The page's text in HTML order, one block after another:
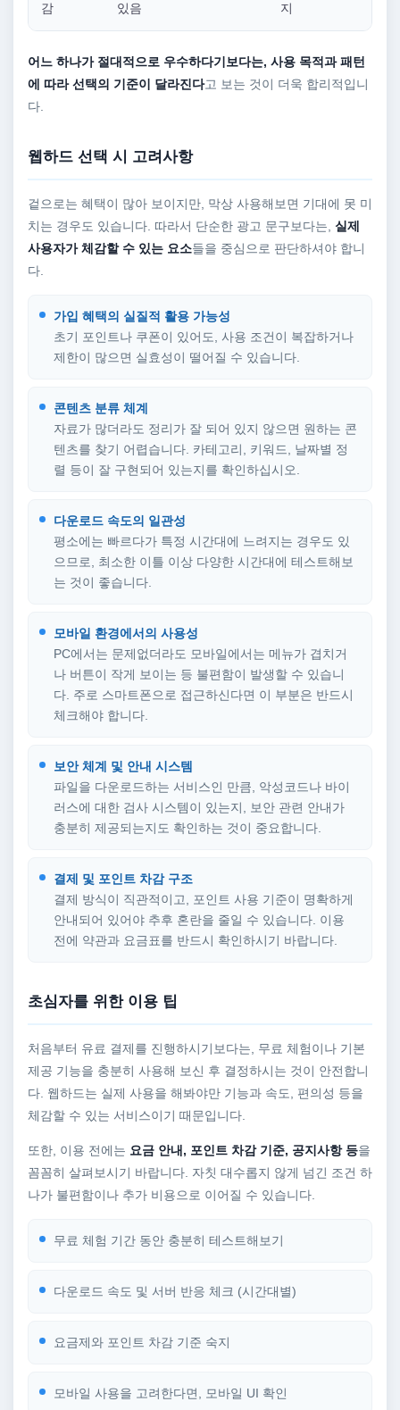
감
있음
지
어느 하나가 절대적으로 우수하다기보다는, 사용 목적과 패턴
에 따라 선택의 기준이 달라진다고 보는 것이 더욱 합리적입니
다.
웹하드 선택 시 고려사항
겉으로는 혜택이 많아 보이지만, 막상 사용해보면 기대에 못 미
치는 경우도 있습니다. 따라서 단순한 광고 문구보다는, 실제
사용자가 체감할 수 있는 요소들을 중심으로 판단하셔야 합니
다.
가입 혜택의 실질적 활용 가능성
초기 포인트나 쿠폰이 있어도, 사용 조건이 복잡하거나
제한이 많으면 실효성이 떨어질 수 있습니다.
콘텐츠 분류 체계
자료가 많더라도 정리가 잘 되어 있지 않으면 원하는 콘
텐츠를 찾기 어렵습니다. 카테고리, 키워드, 날짜별 정
렬 등이 잘 구현되어 있는지를 확인하십시오.
다운로드 속도의 일관성
평소에는 빠르다가 특정 시간대에 느려지는 경우도 있
으므로, 최소한 이틀 이상 다양한 시간대에 테스트해보
는 것이 좋습니다.
모바일 환경에서의 사용성
PC에서는 문제없더라도 모바일에서는 메뉴가 겹치거
나 버튼이 작게 보이는 등 불편함이 발생할 수 있습니
다. 주로 스마트폰으로 접근하신다면 이 부분은 반드시
체크해야 합니다.
보안 체계 및 안내 시스템
파일을 다운로드하는 서비스인 만큼, 악성코드나 바이
러스에 대한 검사 시스템이 있는지, 보안 관련 안내가
충분히 제공되는지도 확인하는 것이 중요합니다.
결제 및 포인트 차감 구조
결제 방식이 직관적이고, 포인트 사용 기준이 명확하게
안내되어 있어야 추후 혼란을 줄일 수 있습니다. 이용
전에 약관과 요금표를 반드시 확인하시기 바랍니다.
초심자를 위한 이용 팁
처음부터 유료 결제를 진행하시기보다는, 무료 체험이나 기본
제공 기능을 충분히 사용해 보신 후 결정하시는 것이 안전합니
다. 웹하드는 실제 사용을 해봐야만 기능과 속도, 편의성 등을
체감할 수 있는 서비스이기 때문입니다.
또한, 이용 전에는 요금 안내, 포인트 차감 기준, 공지사항 등을
꼼꼼히 살펴보시기 바랍니다. 자칫 대수롭지 않게 넘긴 조건 하
나가 불편함이나 추가 비용으로 이어질 수 있습니다.
무료 체험 기간 동안 충분히 테스트해보기
다운로드 속도 및 서버 반응 체크 (시간대별)
요금제와 포인트 차감 기준 숙지
모바일 사용을 고려한다면, 모바일 UI 확인